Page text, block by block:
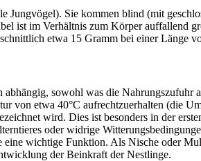
Sie kommen blind (mit
ist im Verhältnis zum Körper auffallend
etwa 15 Gramm bei einer Länge
sowohl was die Nahrungszufuhr
etwa 40°C aufrechtzuerhalten (die
wird. Dies ist besonders in der
oder widrige
wichtige Funktion. Als Nische oder
der Beinkraft der Nestlinge.